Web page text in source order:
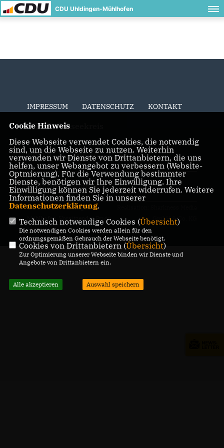
CDU Uhldingen-Mühlhofen
IMPRESSUM DATENSCHUTZ KONTAKT
CDU Bodenseekreis
CDU Baden-Württemberg
CDU Deutschlands
@2026 CDU Uhldingen-
Mühlhofen, Vorsitzender Erwin
Marquart
Alle Rechte vorbehalten.
GmbH & Co. KG
Cookie Hinweis
Diese Webseite verwendet Cookies, die notwendig
sind, um die Webseite zu nutzen. Weiterhin
verwenden wir Dienste von Drittanbietern, die uns
helfen, unser Webangebot zu verbessern (Website-
Optmierung). Für die Verwendung bestimmter
Dienste, benötigen wir Ihre Einwilligung. Ihre
Einwilligung können Sie jederzeit widerrufen. Weitere
Informationen finden Sie in unserer
Datenschutzerklärung.
Technisch notwendige Cookies (Übersicht)
Die notwendigen Cookies werden allein für den
ordnungsgemäßen Gebrauch der Webseite benötigt.
Cookies von Drittanbietern (Übersicht)
Zur Optimierung unserer Webseite binden wir Dienste und
Angebote von Drittanbietern ein.
Alle akzeptieren Auswahl speichern